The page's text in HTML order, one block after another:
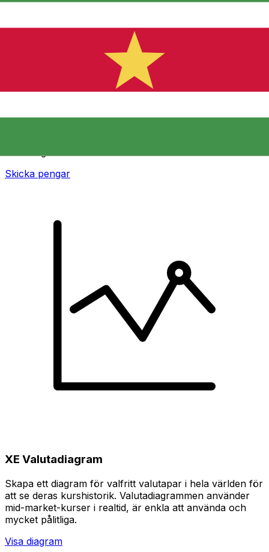
Skicka pengar
XE Valutadiagram
Skapa ett diagram för valfritt valutapar i hela världen för
att se deras kurshistorik. Valutadiagrammen använder
mid-market-kurser i realtid, är enkla att använda och
mycket pålitliga.
Visa diagram